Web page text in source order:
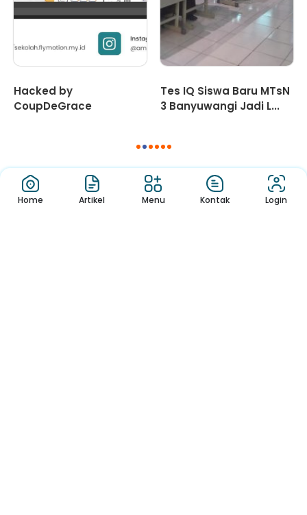
Hacked by
CoupDeGrace
Tes IQ Siswa Baru MTsN
3 Banyuwangi Jadi L...
6
Jendela Informasi Sekolah yang mudah dan menyenangkan,
Home Artikel Menu Kontak Login